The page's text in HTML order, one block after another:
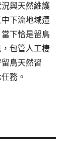
與天然維護
下流地域遭
下恰是留鳥
包管人工棲
鳥天然習
務。